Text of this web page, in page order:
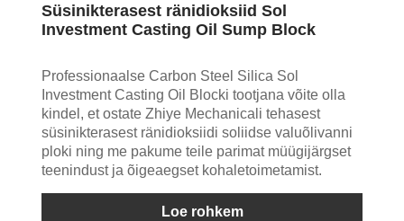
Süsinikterasest ränidioksiid Sol
Investment Casting Oil Sump Block
Professionaalse Carbon Steel Silica Sol
Investment Casting Oil Blocki tootjana võite olla
kindel, et ostate Zhiye Mechanicali tehasest
süsinikterasest ränidioksiidi soliidse valuõlivanni
ploki ning me pakume teile parimat müügijärgset
teenindust ja õigeaegset kohaletoimetamist.
Loe rohkem